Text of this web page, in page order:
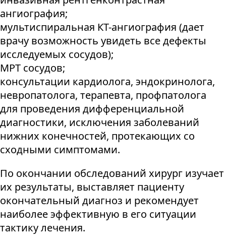
ангиография;
мультиспиральная КТ-ангиография (дает
врачу возможность увидеть все дефекты
исследуемых сосудов);
МРТ сосудов;
консультации кардиолога, эндокринолога,
невропатолога, терапевта, профпатолога
для проведения дифференциальной
диагностики, исключения заболеваний
нижних конечностей, протекающих со
сходными симптомами.
По окончании обследований хирург изучает
их результаты, выставляет пациенту
окончательный диагноз и рекомендует
наиболее эффективную в его ситуации
тактику лечения.